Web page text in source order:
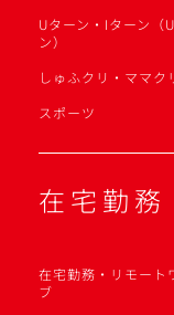
Uターン・Iターン（
ン）
しゅふクリ・ママク
スポーツ
在宅勤務
在宅勤務・リモート
ブ